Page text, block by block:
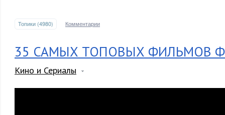
Топики (4980) Комментарии
35 САМЫХ ТОПОВЫХ ФИЛЬМОВ
Кино и Сериалы